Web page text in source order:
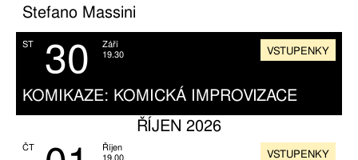
Stefano Massini
ST 30
Září
19.30
KOMIKAZE: KOMICKÁ IMPROVIZACE
VSTUPENKY
ŘÍJEN 2026
ČT
Říjen
19.00
VSTUPENKY